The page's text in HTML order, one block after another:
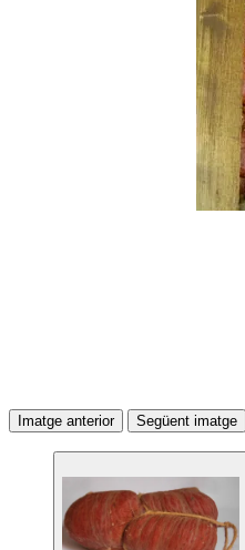
Imatge anterior Següent imatge